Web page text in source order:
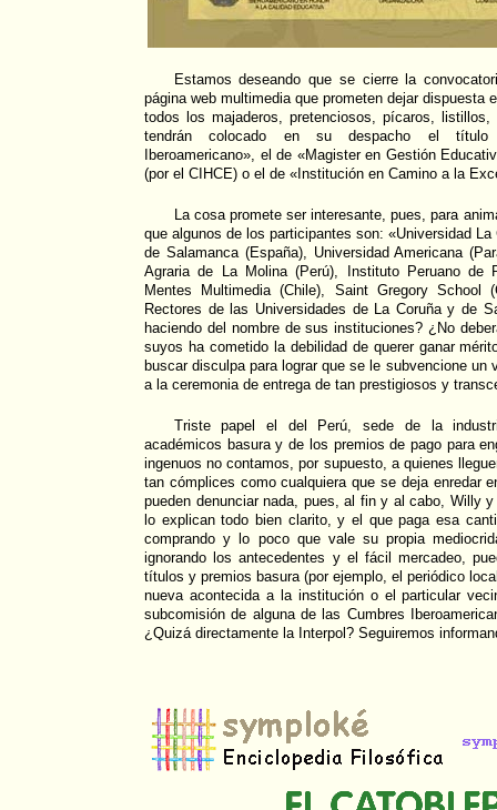
Estamos deseando que se cierre la
página web multimedia que prometen dejar dispuesta
todos los majaderos, pretenciosos, pícaros,
tendrán colocado en su despacho el título
Iberoamericano», el de «Magister en Gestión
(por el CIHCE) o el de «Institución en Camino a la
La cosa promete ser interesante, pues, para
que algunos de los participantes son: «Universidad
de Salamanca (España), Universidad Americana
Agraria de La Molina (Perú), Instituto Peruano de
Mentes Multimedia (Chile), Saint Gregory School
Rectores de las Universidades de La Coruña y de
haciendo del nombre de sus instituciones? ¿No
suyos ha cometido la debilidad de querer ganar
buscar disculpa para lograr que se le subvencione un
a la ceremonia de entrega de tan prestigiosos y
Triste papel el del Perú, sede de la
académicos basura y de los premios de pago para
ingenuos no contamos, por supuesto, a quienes
tan cómplices como cualquiera que se deja enredar
pueden denunciar nada, pues, al fin y al cabo, Willy
lo explican todo bien clarito, y el que paga esa
comprando y lo poco que vale su propia
ignorando los antecedentes y el fácil mercadeo,
títulos y premios basura (por ejemplo, el periódico
nueva acontecida a la institución o el particular
subcomisión de alguna de las Cumbres
¿Quizá directamente la Interpol? Seguiremos